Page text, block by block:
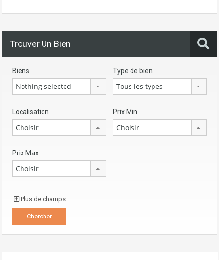
Trouver Un Bien
Biens
Nothing selected
Type de bien
Tous les types
Localisation
Choisir
Prix Min
Choisir
Prix Max
Choisir
Plus de champs